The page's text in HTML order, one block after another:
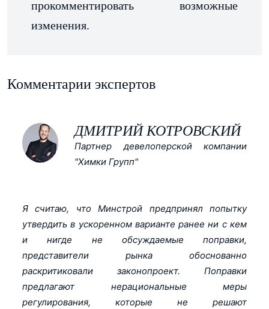
прокомментировать возможные
изменения.
Комментарии экспертов
ДМИТРИЙ КОТРОВСКИЙ
Партнер девелоперской компании
"Химки Групп"
Я считаю, что Минстрой предпринял попытку
утвердить в ускоренном варианте ранее ни с кем
и нигде не обсуждаемые поправки,
представители рынка обоснованно
раскритиковали законопроект. Поправки
предлагают нерациональные меры
регулирования, которые не решают